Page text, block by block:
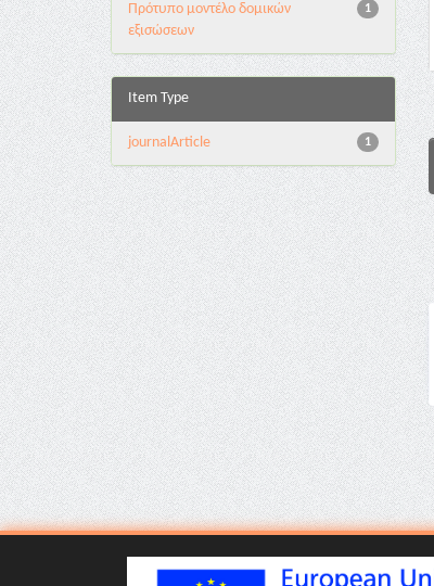
1
Πρότυπο μοντέλο δομικών
εξισώσεων
Item Type
1
journalArticle